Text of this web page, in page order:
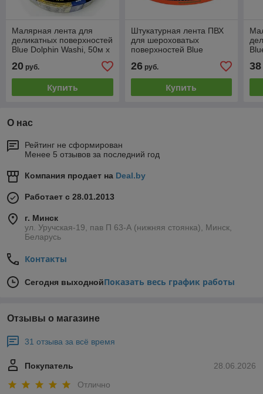
Малярная лента для
деликатных поверхностей
Blue Dolphin Washi, 50м х
20 руб.
Купить
Штукатурная лента ПВХ
для шероховатых
поверхностей Blue
Dolphin Rough Surface, 50
м, 48 мм
26руб.
Купить
38
О нас
Рейтинг не сформирован
Менее 5 отзывов за последний год
Компания продает на Deal.by
Работает с 28.01.2013
г. Минск
ул. Уручская-19, пав П 63-А (нижняя стоянка), Минск,
Беларусь
Контакты
Сегодня выходнойПоказать весь график работы
Отзывы о магазине
31 отзыва за всё время
28.06.2026
Покупатель
Отлично